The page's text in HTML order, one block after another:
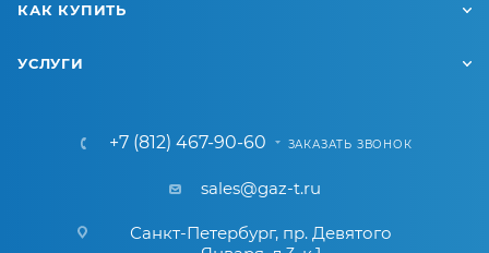
КАК КУПИТЬ
УСЛУГИ
+7 (812) 467-90-60 ЗАКАЗАТЬ ЗВОНОК
sales@gaz-t.ru
Санкт-Петербург, пр. Девятого